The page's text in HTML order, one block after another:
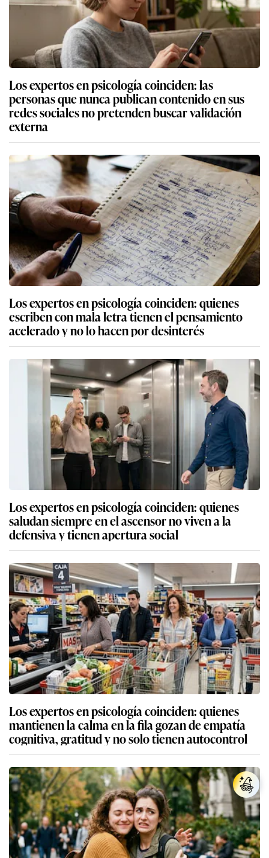
Los expertos en psicología coinciden: las
personas que nunca publican contenido en sus
redes sociales no pretenden buscar validación
externa
Los expertos en psicología coinciden: quienes
escriben con mala letra tienen el pensamiento
acelerado y no lo hacen por desinterés
Los expertos en psicología coinciden: quienes
saludan siempre en el ascensor no viven a la
defensiva y tienen apertura social
Los expertos en psicología coinciden: quienes
mantienen la calma en la fila gozan de empatía
cognitiva, gratitud y no solo tienen autocontrol